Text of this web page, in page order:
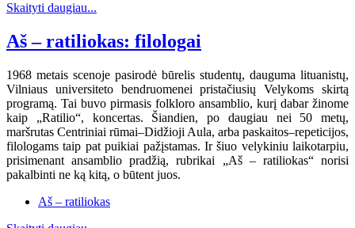
Skaityti daugiau...
Aš – ratiliokas: filologai
1968 metais scenoje pasirodė būrelis studentų, dauguma lituanistų,
Vilniaus universiteto bendruomenei pristačiusių Velykoms skirtą
programą. Tai buvo pirmasis folkloro ansamblio, kurį dabar žinome
kaip „Ratilio“, koncertas. Šiandien, po daugiau nei 50 metų,
maršrutas Centriniai rūmai–Didžioji Aula, arba paskaitos–repeticijos,
filologams taip pat puikiai pažįstamas. Ir šiuo velykiniu laikotarpiu,
prisimenant ansamblio pradžią, rubrikai „Aš – ratiliokas“ norisi
pakalbinti ne ką kitą, o būtent juos.
Aš – ratiliokas